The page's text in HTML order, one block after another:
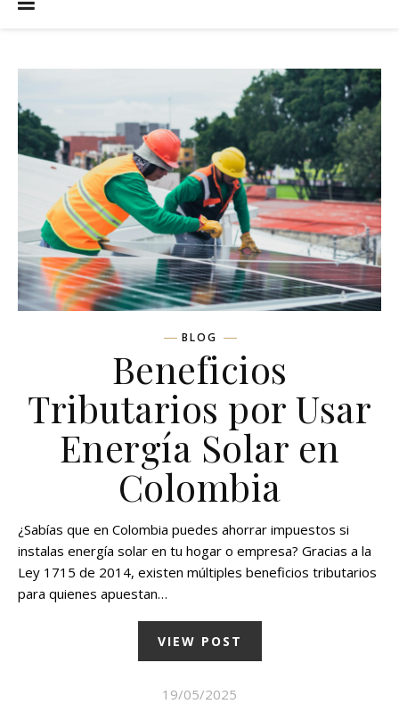
BLOG
Beneficios
Tributarios por Usar
Energía Solar en
Colombia
¿Sabías que en Colombia puedes ahorrar impuestos si
instalas energía solar en tu hogar o empresa? Gracias a la
Ley 1715 de 2014, existen múltiples beneficios tributarios
para quienes apuestan…
VIEW POST
19/05/2025